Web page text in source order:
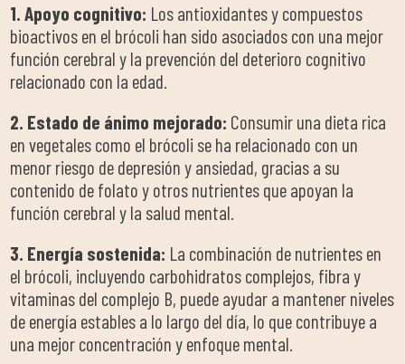
1. Apoyo cognitivo: Los antioxidantes y compuestos
bioactivos en el brócoli han sido asociados con una mejor
función cerebral y la prevención del deterioro cognitivo
relacionado con la edad.
2. Estado de ánimo mejorado: Consumir una dieta rica
en vegetales como el brócoli se ha relacionado con un
menor riesgo de depresión y ansiedad, gracias a su
contenido de folato y otros nutrientes que apoyan la
función cerebral y la salud mental.
3. Energía sostenida: La combinación de nutrientes en
el brócoli, incluyendo carbohidratos complejos, fibra y
vitaminas del complejo B, puede ayudar a mantener niveles
de energía estables a lo largo del día, lo que contribuye a
una mejor concentración y enfoque mental.